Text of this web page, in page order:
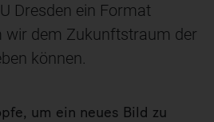
Dresden ein Format
wir dem Zukunftstraum der
können.
um ein neues Bild zu